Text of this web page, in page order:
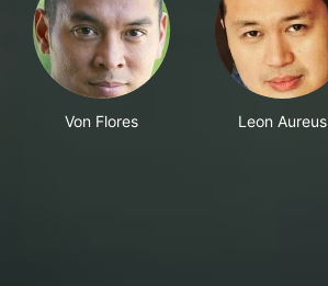
Von Flores Leon Aureus